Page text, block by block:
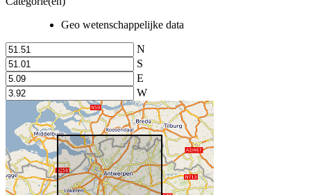
Geo wetenschappelijke data
N
S
E
W